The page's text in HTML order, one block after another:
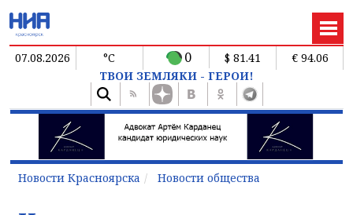
07.08.2026 °C 0 $ 81.41
€ 94.06
ТВОИ ЗЕМЛЯКИ - ГЕРОИ!
Новости Красноярска Новости общества